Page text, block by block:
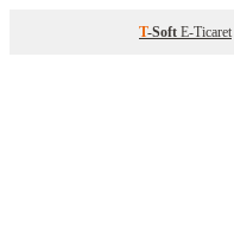
T-Soft E-Ticaret